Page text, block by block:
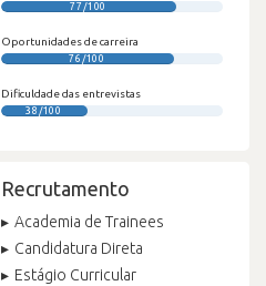
77/100
Oportunidades de carreira
76/100
Dificuldade das entrevistas
38/100
Recrutamento
Academia de Trainees
Candidatura Direta
Estágio Curricular